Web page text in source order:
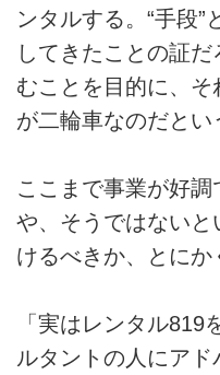
ンタルする。“手段”
してきたことの証
むことを目的に、
が二輪車なのだとい
ここまで事業が好調
や、そうではない
けるべきか、とにか
「実はレンタル819
ルタントの人にア